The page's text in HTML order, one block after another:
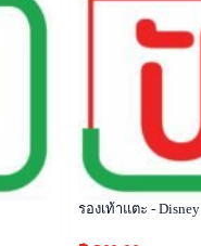
Popular
รองเท้าแตะ - Disney